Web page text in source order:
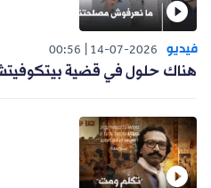
فيديو 14-07-2026
00:56
هناك حلول في قضية